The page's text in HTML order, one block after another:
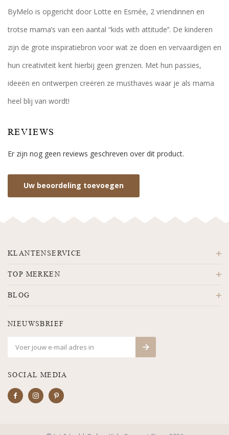
ByMelo is opgericht door Lotte en Esmée, 2 vriendinnen en
trotse mama’s van een aantal “kids with attitude’’. De kinderen
zijn de grote inspiratiebron voor wat ze doen en vervaardigen en
hun creativiteit kent hierbij geen grenzen. Met hun passies,
ideeën en ontwerpen creëren ze musthaves waar je als mama
heel blij van wordt!
REVIEWS
Er zijn nog geen reviews geschreven over dit product.
Uw beoordeling toevoegen
KLANTENSERVICE
TOP MERKEN
BLOG
NIEUWSBRIEF
SOCIAL MEDIA